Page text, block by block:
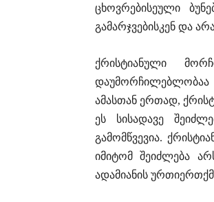
ცხოვრებისეული
გამარჯვებისკენ და
ქრისტიანული
ამასთან ერთად,
ეს სისადავე
გამომწვევია.
იმიტომ შეიძლება
ადამიანის